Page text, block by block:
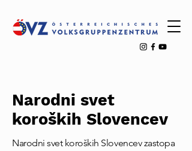
Narodni svet
koroških Slovencev
Narodni svet koroških Slovencev zastopa